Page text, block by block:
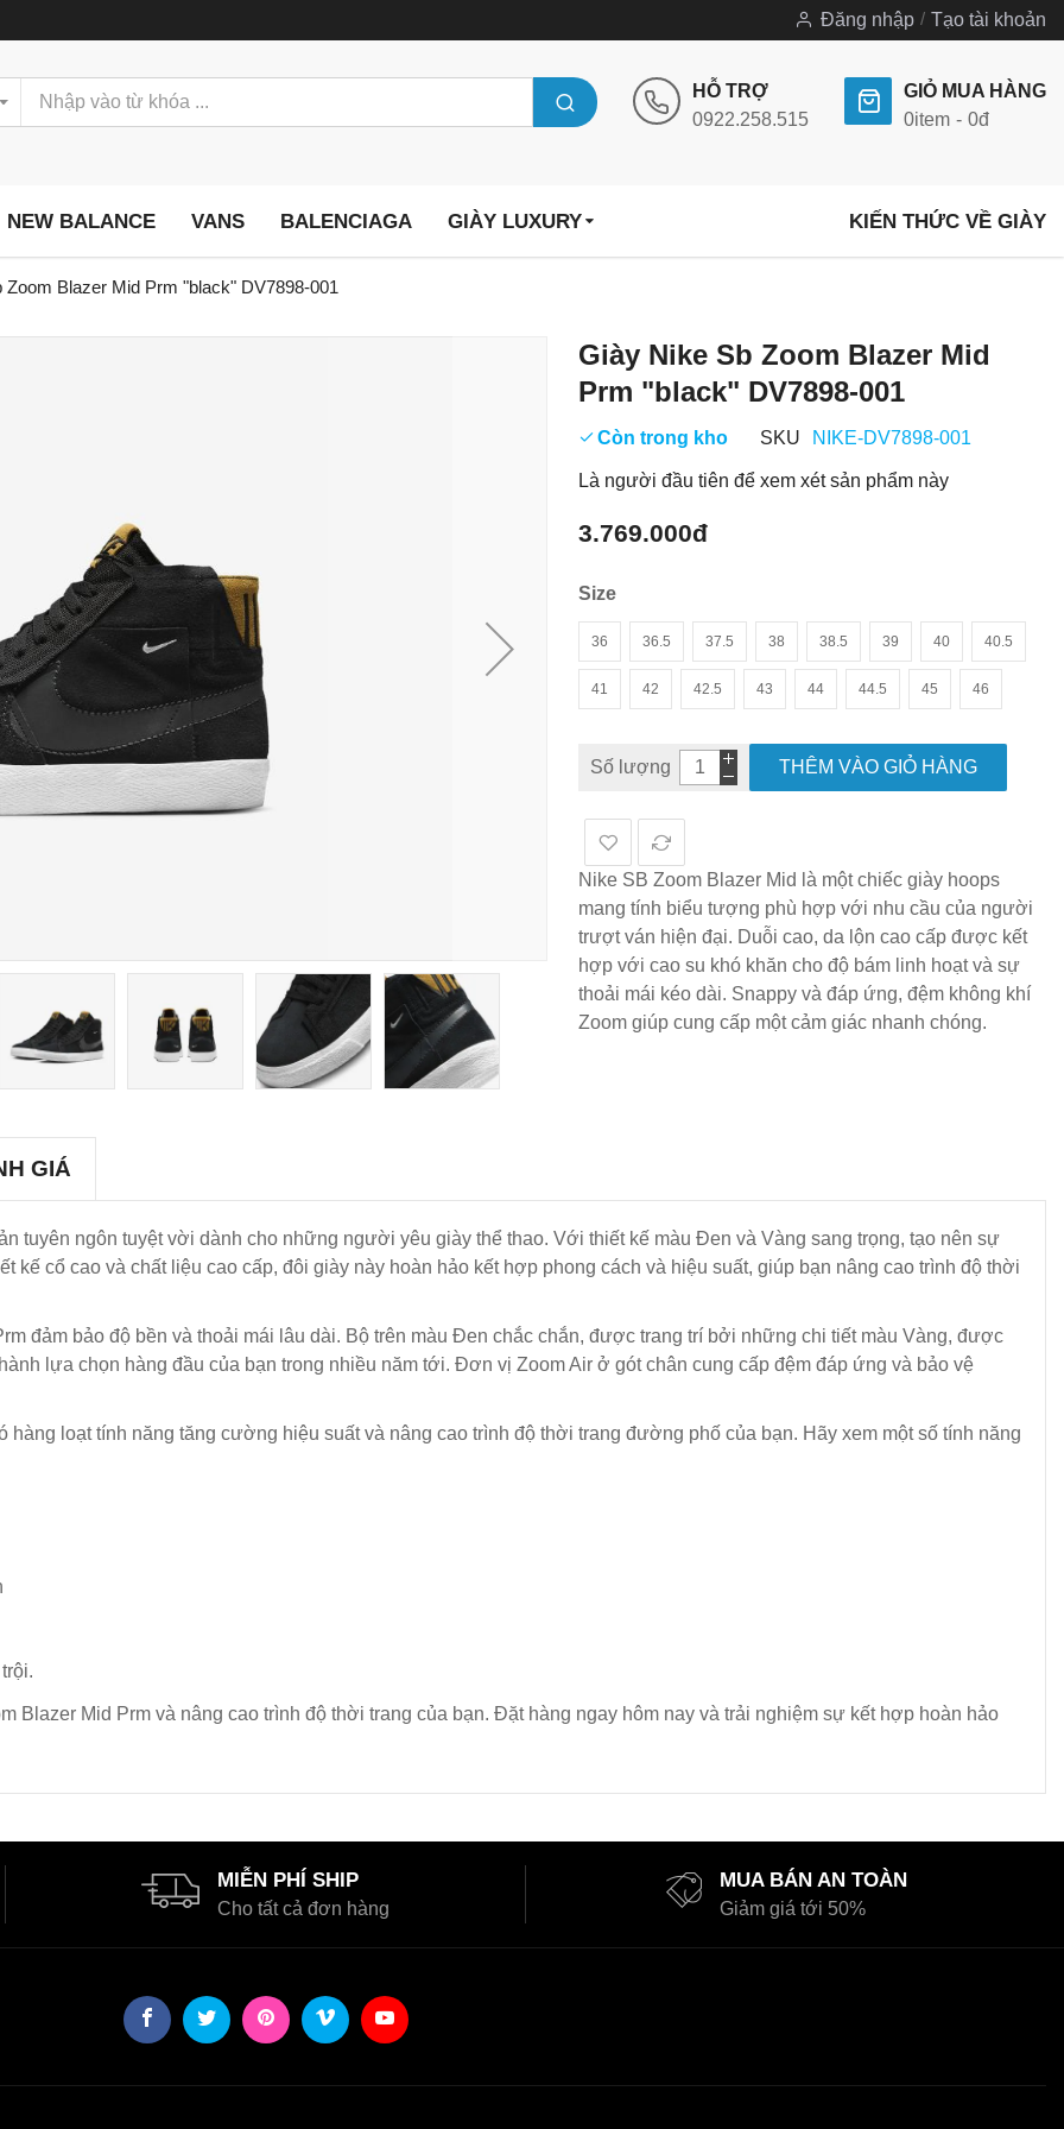
Đăng nhập Tạo tài khoản
HỖ TRỢ
0922.258.515
GIỎ MUA HÀNG
0item 0đ
NEW BALANCE VANS BALENCIAGA GIÀY LUXURY KIẾN THỨC VỀ GIÀY
Zoom Blazer Mid Prm "black" DV7898-001
Giày Nike Sb Zoom Blazer Mid
Prm "black" DV7898-001
Còn trong kho SKU NIKE-DV7898-001
Là người đầu tiên để xem xét sản phẩm này
3.769.000đ
Size
36 36.5 37.5 38 38.5 39 40 40.5
41 42 42.5 43 44 44.5 45 46
Số lượng THÊM VÀO GIỎ HÀNG
Nike SB Zoom Blazer Mid là một chiếc giày hoops
mang tính biểu tượng phù hợp với nhu cầu của người
trượt ván hiện đại. Duỗi cao, da lộn cao cấp được kết
hợp với cao su khó khăn cho độ bám linh hoạt và sự
thoải mái kéo dài. Snappy và đáp ứng, đệm không khí
Zoom giúp cung cấp một cảm giác nhanh chóng.
Chuyển
phần
hình
GIÁ
tuyên ngôn tuyệt vời dành cho những người yêu giày thể thao. Với thiết kế màu Đen và Vàng sang trọng, tạo nên sự
kế cổ cao và chất liệu cao cấp, đôi giày này hoàn hảo kết hợp phong cách và hiệu suất, giúp bạn nâng cao trình độ thời
đảm bảo độ bền và thoải mái lâu dài. Bộ trên màu Đen chắc chắn, được trang trí bởi những chi tiết màu Vàng, được
lựa chọn hàng đầu của bạn trong nhiều năm tới. Đơn vị Zoom Air ở gót chân cung cấp đệm đáp ứng và bảo vệ
hàng loạt tính năng tăng cường hiệu suất và nâng cao trình độ thời trang đường phố của bạn. Hãy xem một số tính năng
Blazer Mid Prm và nâng cao trình độ thời trang của bạn. Đặt hàng ngay hôm nay và trải nghiệm sự kết hợp hoàn hảo
MIỄN PHÍ SHIP
Cho tất cả đơn hàng
MUA BÁN AN TOÀN
Giảm giá tới 50%